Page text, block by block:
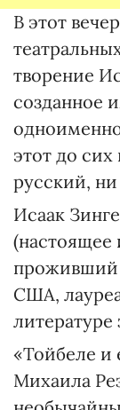
В этот
творение
созданное
этот до
русский,
Исаак
(настоящее
проживший
США,
литературе
«Тойбеле и
Михаила